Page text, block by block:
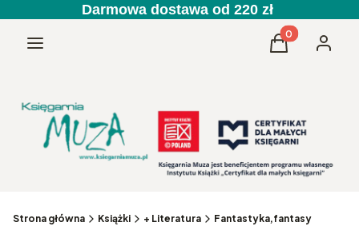
Darmowa dostawa od 220 zł
Menu Produkty w
Koszyk
Strona główna Książki + Literatura Fantastyka,fantasy